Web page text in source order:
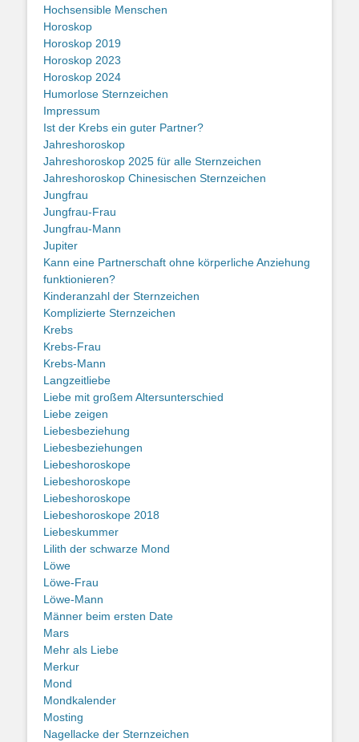
Hochsensible Menschen
Horoskop
Horoskop 2019
Horoskop 2023
Horoskop 2024
Humorlose Sternzeichen
Impressum
Ist der Krebs ein guter Partner?
Jahreshoroskop
Jahreshoroskop 2025 für alle Sternzeichen
Jahreshoroskop Chinesischen Sternzeichen
Jungfrau
Jungfrau-Frau
Jungfrau-Mann
Jupiter
Kann eine Partnerschaft ohne körperliche Anziehung
funktionieren?
Kinderanzahl der Sternzeichen
Komplizierte Sternzeichen
Krebs
Krebs-Frau
Krebs-Mann
Langzeitliebe
Liebe mit großem Altersunterschied
Liebe zeigen
Liebesbeziehung
Liebesbeziehungen
Liebeshoroskope
Liebeshoroskope
Liebeshoroskope
Liebeshoroskope 2018
Liebeskummer
Lilith der schwarze Mond
Löwe
Löwe-Frau
Löwe-Mann
Männer beim ersten Date
Mars
Mehr als Liebe
Merkur
Mond
Mondkalender
Mosting
Nagellacke der Sternzeichen